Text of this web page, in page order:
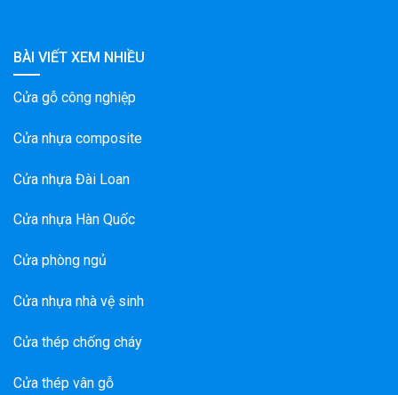
BÀI VIẾT XEM NHIỀU
Cửa gỗ công nghiệp
Cửa nhựa composite
Cửa nhựa Đài Loan
Cửa nhựa Hàn Quốc
Cửa phòng ngủ
Cửa nhựa nhà vệ sinh
Cửa thép chống cháy
Cửa thép vân gỗ